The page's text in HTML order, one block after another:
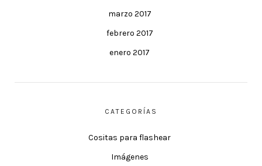
marzo 2017
febrero 2017
enero 2017
CATEGORÍAS
Cositas para flashear
Imágenes